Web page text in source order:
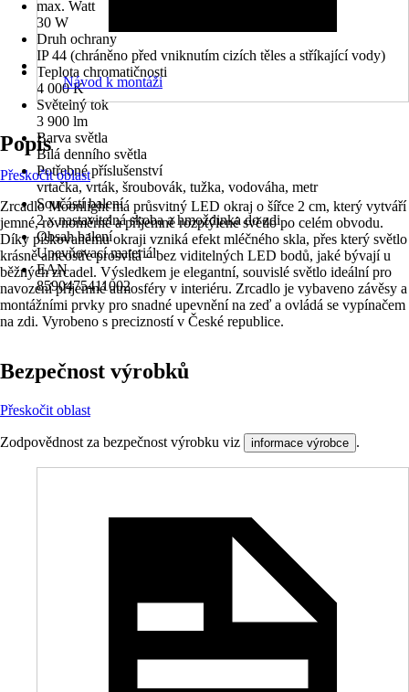
max. Watt
30 W
Druh ochrany
IP 44 (chráněno před vniknutím cizích těles a stříkající vody)
Teplota chromatičnosti
4 000 K
Světelný tok
3 900 lm
Barva světla
Bílá denního světla
Potřebné příslušenství
vrtačka, vrták, šroubovák, tužka, vodováha, metr
Součástí balení
2 x nastavitelná skoba a hmoždinka do zdi
Obsah balení
Upevňovací materiál
EAN
8590475411002
Návod k montáži
Popis
Přeskočit oblast
Zrcadlo Moonlight má průsvitný LED okraj o šířce 2 cm, který vytváří
jemné, rovnoměrné a příjemně rozptýlené světlo po celém obvodu.
Díky pískovanému okraji vzniká efekt mléčného skla, přes který světlo
krásně a neostře prosvítá – bez viditelných LED bodů, jaké bývají u
běžných zrcadel. Výsledkem je elegantní, souvislé světlo ideální pro
navození příjemné atmosféry v interiéru. Zrcadlo je vybaveno závěsy a
montážními prvky pro snadné upevnění na zeď a ovládá se vypínačem
na zdi. Vyrobeno s precizností v České republice.
Bezpečnost výrobků
Přeskočit oblast
Zodpovědnost za bezpečnost výrobku viz informace výrobce .